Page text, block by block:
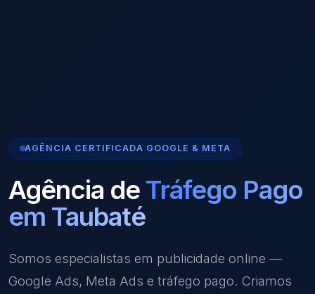
AGÊNCIA CERTIFICADA GOOGLE & META
Agência de Tráfego Pago
em Taubaté
Somos especialistas em publicidade online —
Google Ads, Meta Ads e tráfego pago. Criamos